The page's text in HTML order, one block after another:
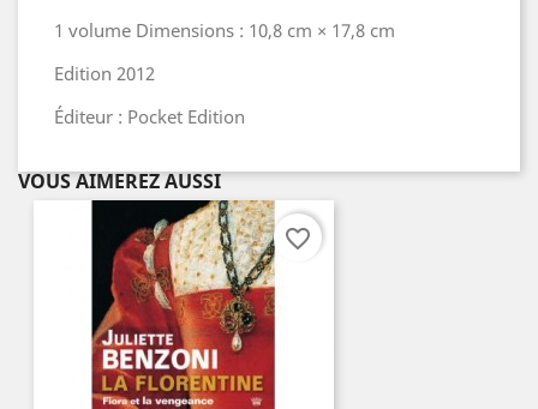
1 volume Dimensions : 10,8 cm × 17,8 cm
Edition 2012
Éditeur : Pocket Edition
VOUS AIMEREZ AUSSI
favorite_border